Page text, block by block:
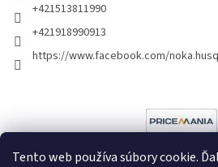
Tento web používa súbory cookie.
+421513811990
+421918990913
https://www.facebook.com/